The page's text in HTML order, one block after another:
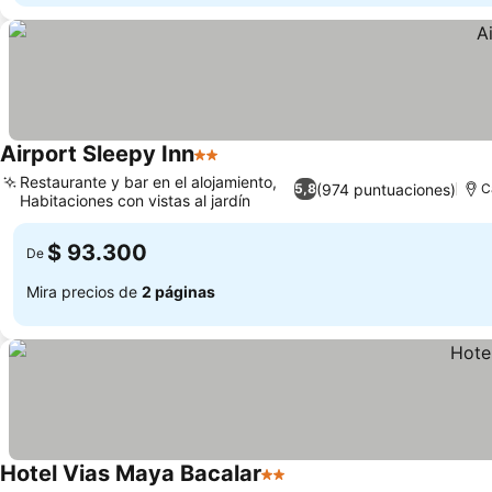
Airport Sleepy Inn2 Estrellas
5,8(974 puntuaciones)
Restaurante y bar en el alojamiento,
Habitaciones con vistas al jardín
De $ 93.300
Mira precios de 2 páginas
Hotel Vias Maya Bacalar2 Estrellas